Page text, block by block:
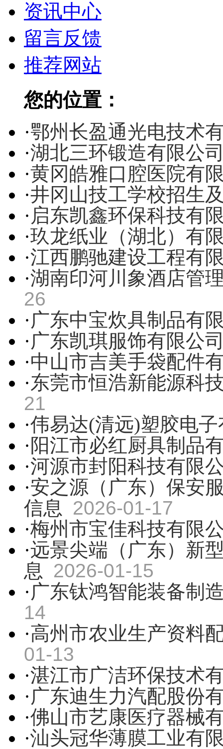
资讯中心
留言反馈
推荐网站
您的位置：
·鄂州长盈通光电技术
·湖北三环锻造有限公
·黄冈皓雅口腔医院有
·井冈山技工学校招生
· 启东凯鑫环保科技有
·玖龙纸业（湖北）有
·江西鹏驰建设工程有
·湖南印河川象酒店管
26
·广东中宝炊具制品有
·广东凯琪服饰有限公
·中山市吉美手袋配件
·东莞市恒浩新能源科
21
·伟易达(清远)塑胶电
· 阳江市必红厨具制品
·河源市封阳科技有限
·安之源（广东）保安
信息 2026-01-17
·梅州市宝佳科技有限
·远景尖端（广东）新
息 2026-01-15
·广东钛鸿智能装备制
14
·高州市农业生产资料
01-13
·湛江市广洁环保技术
·广东迪生力汽配股份
·佛山市艺康医疗器械
·汕头冠华薄膜工业有